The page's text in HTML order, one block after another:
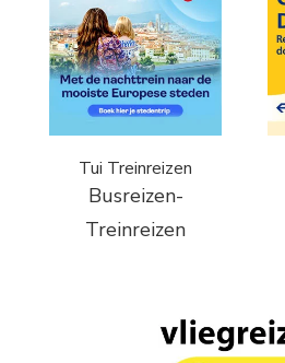
Tui Treinreizen
Busreizen-
Treinreizen